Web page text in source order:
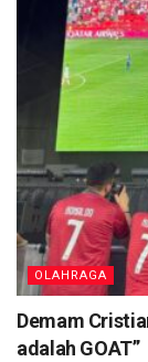
OLAHRAGA
Demam
adalah GOAT”